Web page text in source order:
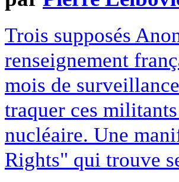
Trois supposés
renseignement
mois de
traquer ces
nucléaire. Une
Rights" qui trouve